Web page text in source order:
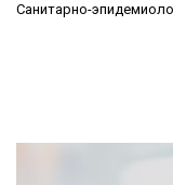
Санитарно-